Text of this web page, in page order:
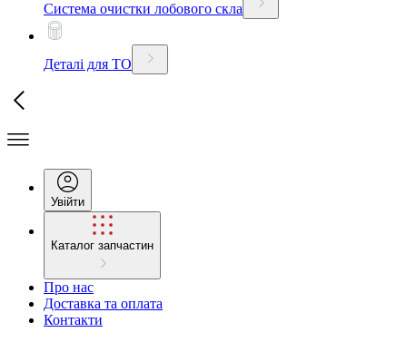
Система очистки лобового скла
Деталі для ТО
Увійти
Каталог запчастин
Про нас
Доставка та оплата
Контакти